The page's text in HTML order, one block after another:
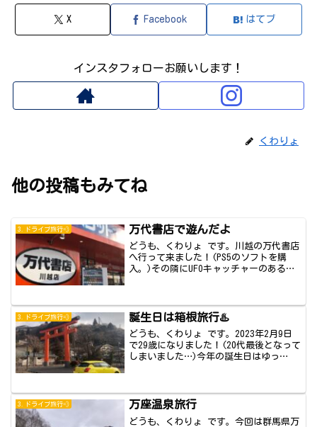
X Facebook はてブ
インスタフォローお願いします！
くわりょ
他の投稿もみてね
3.ドライブ旅行💨 万代書店で遊んだよ
どうも、くわりょ です。川越の万代書店
へ行って来ました！(PS5のソフトを購
入。)その隣にUFOキャッチャーのあるお
3.ドライブ旅行💨 誕生日は箱根旅行♨️
どうも、くわりょ です。2023年2月9日
で29歳になりました！(20代最後となって
しまいました…)今年の誕生日はゆっ
3.ドライブ旅行💨 万座温泉旅行
どうも、くわりょ です。今回は群馬県万